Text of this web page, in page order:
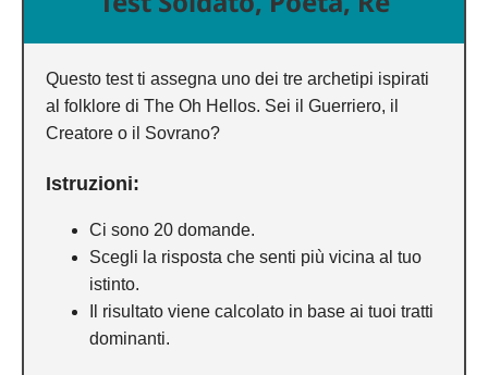
Questo test ti assegna uno dei tre archetipi ispirati
al folklore di The Oh Hellos. Sei il Guerriero, il
Creatore o il Sovrano?
Istruzioni:
Ci sono 20 domande.
Scegli la risposta che senti più vicina al tuo
istinto.
Il risultato viene calcolato in base ai tuoi tratti
dominanti.